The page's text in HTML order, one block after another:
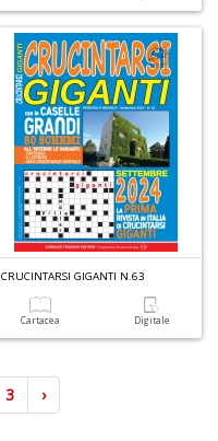
CRUCINTARSI GIGANTI N.63
Cartacea Digitale
3 ›